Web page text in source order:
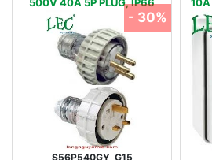
S56P540GY_G15
- 30%